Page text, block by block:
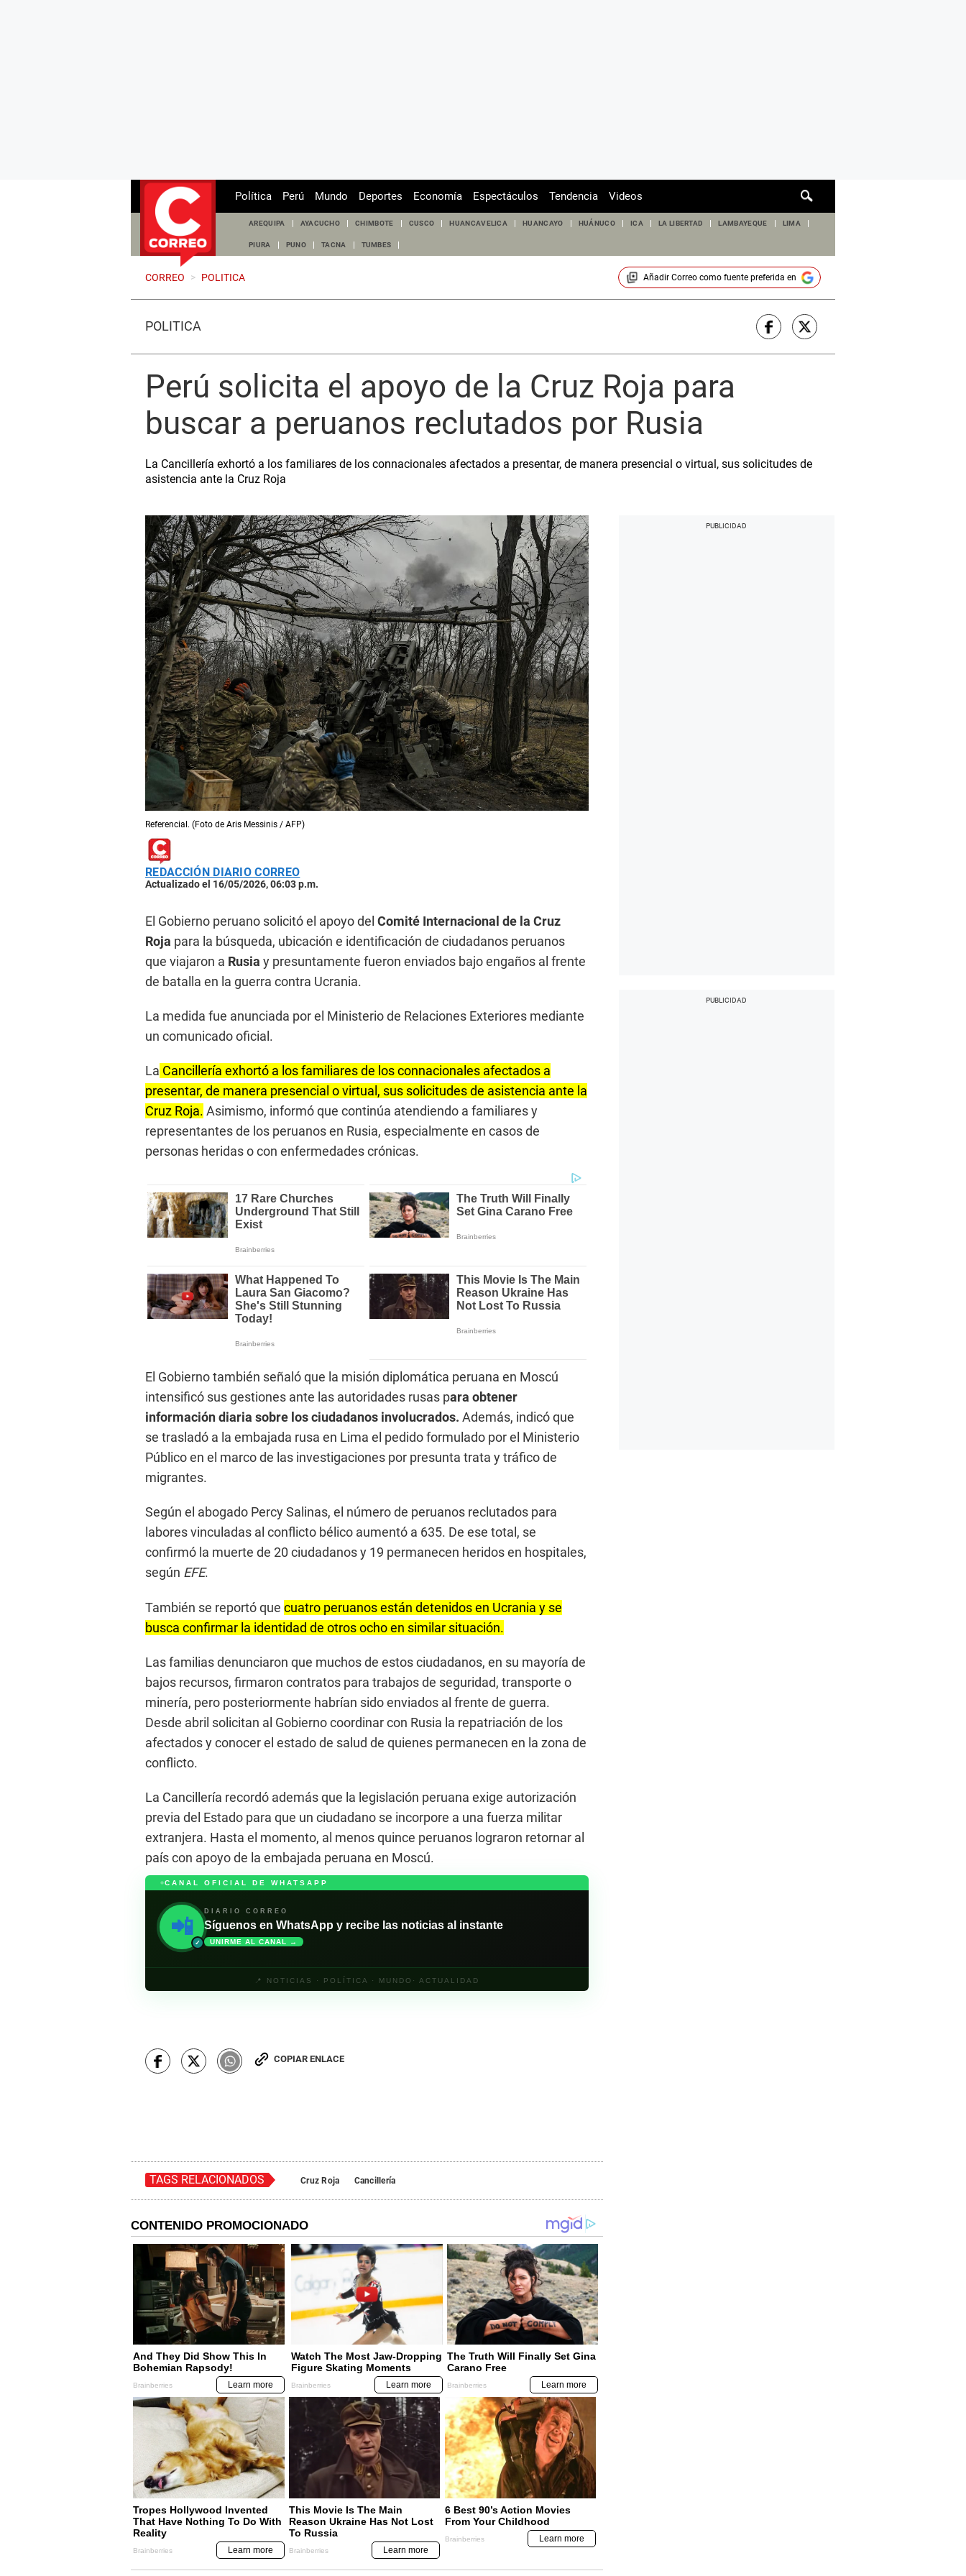
de
Política Perú Mundo Deportes Economía Espectáculos Tendencia Videos
AREQUIPA AYACUCHO CHIMBOTE CUSCO HUANCAVELICA HUANCAYO HUÁNUCO ICA LA LIBERTAD LAMBAYEQUE LIMA
PIURA PUNO TACNA TUMBES
CORREO > POLITICA Añadir Correocomo fuente preferida en
POLÍTICA
Perú solicita el apoyo de la Cruz Roja para
buscar a peruanos reclutados por Rusia
La Cancillería exhortó a los familiares de los connacionales afectados a presentar, de manera presencial o virtual, sus solicitudes de
asistencia ante la Cruz Roja
Referencial. (Foto de Aris Messinis / AFP)
REDACCIÓN DIARIO CORREO
Actualizado el 16/05/2026, 06:03 p.m.
El Gobierno peruano solicitó el apoyo del Comité Internacional de la Cruz
Roja para la búsqueda, ubicación e identificación de ciudadanos peruanos
que viajaron a Rusia y presuntamente fueron enviados bajo engaños al frente
de batalla en la guerra contra Ucrania.
La medida fue anunciada por el Ministerio de Relaciones Exteriores mediante
un comunicado oficial.
La Cancillería exhortó a los familiares de los connacionales afectados a
presentar, de manera presencial o virtual, sus solicitudes de asistencia ante la
Cruz Roja. Asimismo, informó que continúa atendiendo a familiares y
representantes de los peruanos en Rusia, especialmente en casos de
personas heridas o con enfermedades crónicas.
El Gobierno también señaló que la misión diplomática peruana en Moscú
intensificó sus gestiones ante las autoridades rusas para obtener
información diaria sobre los ciudadanos involucrados. Además, indicó que
se trasladó a la embajada rusa en Lima el pedido formulado por el Ministerio
Público en el marco de las investigaciones por presunta trata y tráfico de
migrantes.
Según el abogado Percy Salinas, el número de peruanos reclutados para
labores vinculadas al conflicto bélico aumentó a 635. De ese total, se
confirmó la muerte de 20 ciudadanos y 19 permanecen heridos en hospitales,
según EFE.
También se reportó que cuatro peruanos están detenidos en Ucrania y se
busca confirmar la identidad de otros ocho en similar situación.
Las familias denunciaron que muchos de estos ciudadanos, en su mayoría de
bajos recursos, firmaron contratos para trabajos de seguridad, transporte o
minería, pero posteriormente habrían sido enviados al frente de guerra.
Desde abril solicitan al Gobierno coordinar con Rusia la repatriación de los
afectados y conocer el estado de salud de quienes permanecen en la zona de
conflicto.
La Cancillería recordó además que la legislación peruana exige autorización
previa del Estado para que un ciudadano se incorpore a una fuerza militar
extranjera. Hasta el momento, al menos quince peruanos lograron retornar al
país con apoyo de la embajada peruana en Moscú.
CANAL OFICIAL DE WHATSAPP
📲
✓
DIARIO CORREO
Síguenos en WhatsApp y recibe las noticias al instante
UNIRME AL CANAL →
📍 NOTICIAS · POLÍTICA · MUNDO· ACTUALIDAD
COPIAR ENLACE
TAGS RELACIONADOS Cruz Roja Cancillería